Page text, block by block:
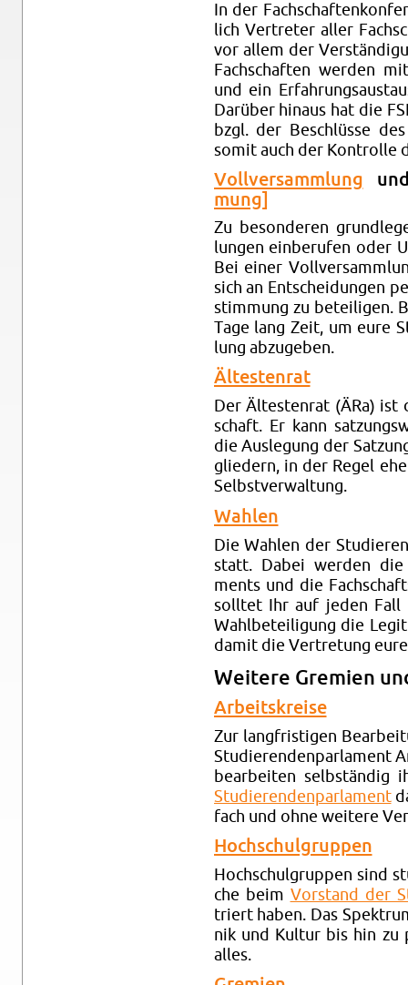
In der
lich Ver­tre­ter aller
vor allem der
Fach­schaf­ten wer­den
und ein
Dar­über hin­aus hat die
bzgl. der Be­schlüs­se
somit auch der Kon­trol­le
Voll­ver­samm­lung
mung]
Zu be­son­de­ren
lun­gen ein­be­ru­fen oder
Bei einer
sich an Ent­schei­dun­gen
stim­mung zu be­tei­li­gen.
Tage lang Zeit, um eure
lung ab­zu­ge­ben.
Äl­tes­ten­rat
Der Äl­tes­ten­rat (ÄRa)
schaft. Er kann
die Aus­le­gung der
glie­dern, in der Regel
Selbst­ver­wal­tung.
Wah­len
Die Wah­len der
statt. Dabei wer­den
ments und die
soll­tet Ihr auf jeden Fall
Wahl­be­tei­li­gung die
damit die Ver­tre­tung
Wei­te­re Gre­mi­en
Ar­beits­krei­se
Zur lang­fris­ti­gen
Stu­die­ren­den­par­la­ment
be­ar­bei­ten selb­stän­dig
Stu­die­ren­den­par­la­ment
fach und ohne wei­te­re
Hoch­schul­grup­pen
Hoch­schul­grup­pen sind
che beim Vor­stand der
triert haben. Das
nik und Kul­tur bis hin zu
alles.